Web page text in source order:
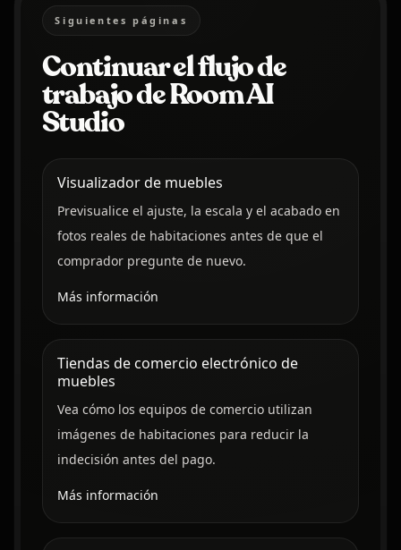
Siguientes páginas
Continuar el flujo de
trabajo de Room AI
Studio
Visualizador de muebles
Previsualice el ajuste, la escala y el acabado en
fotos reales de habitaciones antes de que el
comprador pregunte de nuevo.
Más información
Tiendas de comercio electrónico de
muebles
Vea cómo los equipos de comercio utilizan
imágenes de habitaciones para reducir la
indecisión antes del pago.
Más información